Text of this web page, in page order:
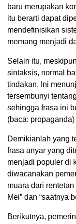
baru merupakan
itu berarti dapat
mendefinisikan
memang menjadi
Selain itu,
sintaksis, normal
tindakan. Ini
tersembunyi
sehingga frasa ini
(baca:
Demikianlah yang
frasa anyar yang
menjadi populer di
diwacanakan
muara dari
Mei” dan “saatnya
Berikutnya,